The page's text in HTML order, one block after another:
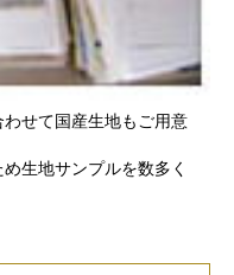
せて国産生地もご用意
生地サンプルを数多く